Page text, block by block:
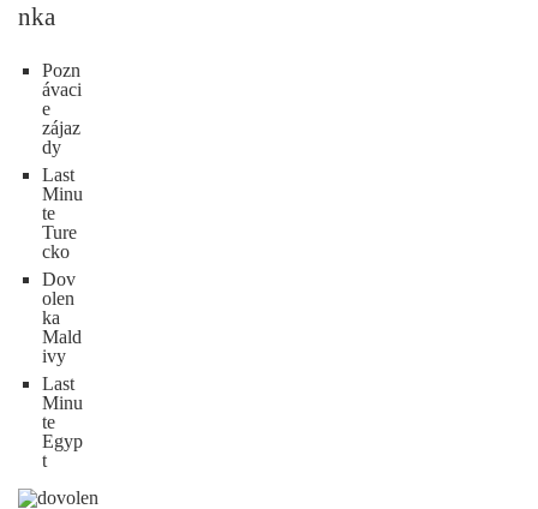
nka
Pozn
ávaci
e
zájaz
dy
Last
Minu
te
Ture
cko
Dov
olen
ka
Mald
ivy
Last
Minu
te
Egyp
t